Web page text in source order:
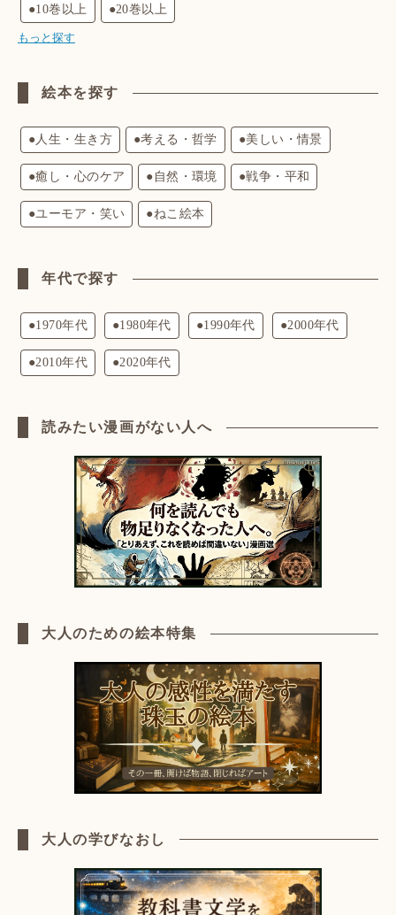
●10巻以上 ●20巻以上
もっと探す
絵本を探す
●人生・生き方 ●考える・哲学 ●美しい・情景
●癒し・心のケア ●自然・環境 ●戦争・平和
●ユーモア・笑い ●ねこ絵本
年代で探す
●1970年代 ●1980年代 ●1990年代 ●2000年代
●2010年代 ●2020年代
読みたい漫画がない人へ
大人のための絵本特集
大人の学びなおし